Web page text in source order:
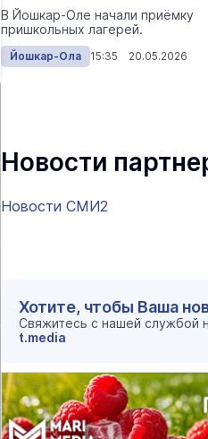
В Йошкар-Оле начали приёмку
пришкольных лагерей.
Йошкар-Ола 15:35 20.05.2026
Новости
Новости СМИ2
Хотите, чтобы Ваша
Свяжитесь с нашей службой
t.media